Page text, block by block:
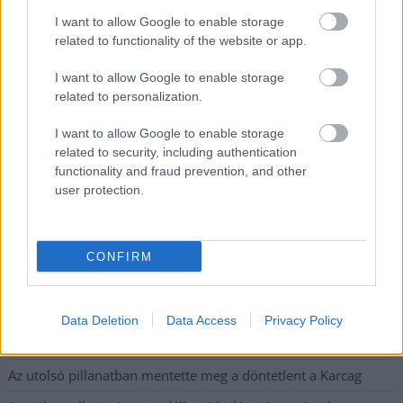
I want to allow Google to enable storage
related to functionality of the website or app.
I want to allow Google to enable storage
related to personalization.
I want to allow Google to enable storage
related to security, including authentication
functionality and fraud prevention, and other
user protection.
CONFIRM
Data Deletion Data Access Privacy Policy
Nem szeretne lemaradni semmiről? Csak egy kattintás, és hírlevelünk a
postaládájába érkezik!
A SZOL24 legfrissebb 24 cikke
Szalagkorlátnak csapódott egy autó a 4-es főúton, Szajolnál
Már reggel nyár van, de délután jöhet a fordulat – erre
készüljön, ha hétfőn útnak indul
Odaúszott, majd a szárazföldön gyorsan megoldotta a
Az utolsó pillanatban mentette meg a döntetlent a Karcag